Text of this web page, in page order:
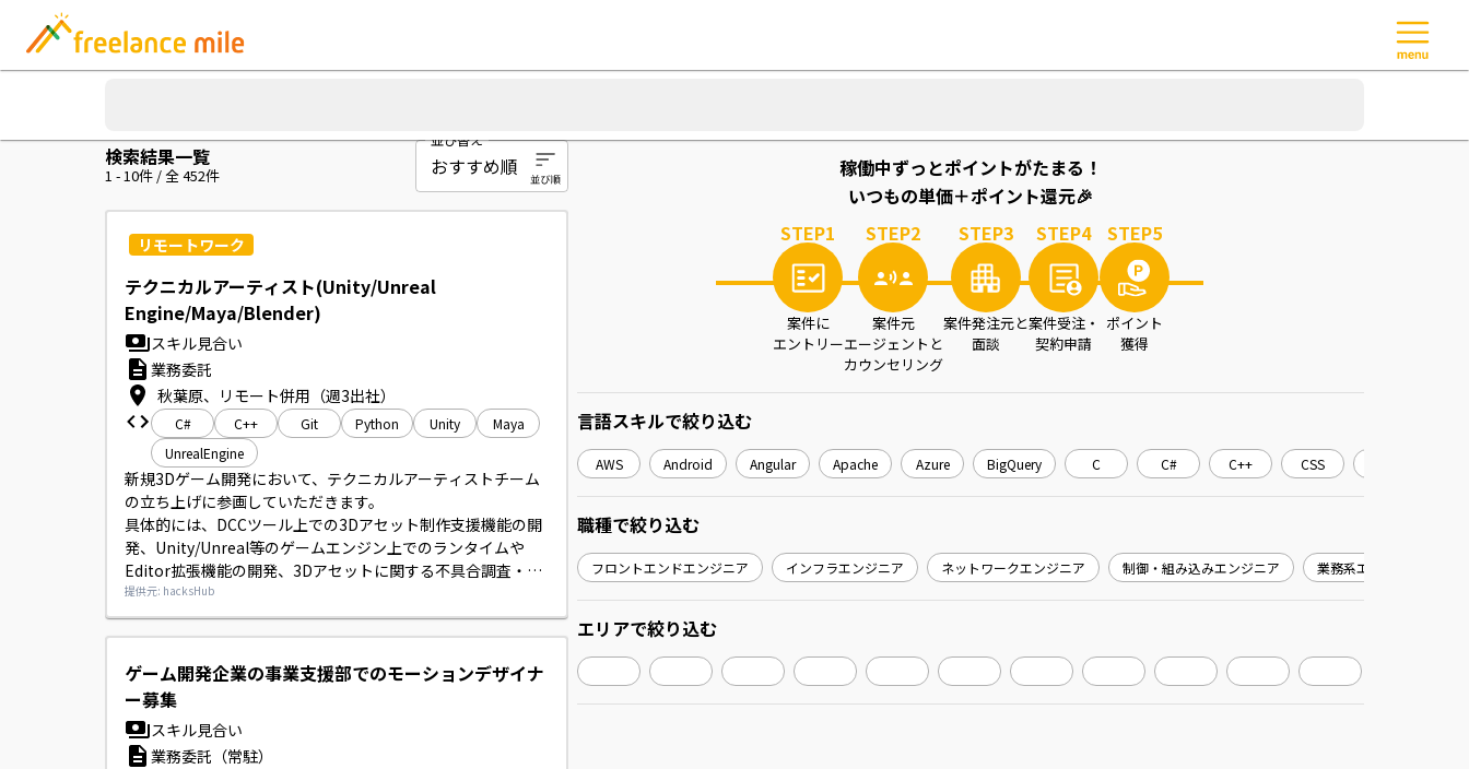
検索結果一覧
1 -10件 / 全452件
並び替え
リモートワーク
テクニカルアーティスト(Unity/Unreal
Engine/Maya/Blender)
スキル見合い
業務委託
秋葉原、リモート併用（週3出社）
C# C++ Git Python Unity
Maya
UnrealEngine
新規3Dゲーム開発において、テクニカルアーティストチーム
の立ち上げに参画していただきます。
具体的には、DCCツール上での3Dアセット制作支援機能の開
発、Unity/Unreal等のゲームエンジン上でのランタイムや
Editor拡張機能の開発、3Dアセットに関する不具合調査・修
正、プロファイリングやパフォーマンスチューニング、コン
テンツ制御の繋ぎ込み、開発に関するドキュメンテーション
や知見共有、チームビルディング等をお願い致します。
開発フェーズにより担当業務の比重は変動します。
提供元: hacksHub
ゲーム開発企業の事業支援部でのモーションデザイナ
ー募集
スキル見合い
業務委託（常駐）
稼働中ずっとポイントがたまる！
いつもの単価＋ポイント還元🎉
STEP1
案件に
エントリー
STEP2
案件元
エージェントと
カウンセリング
STEP3
案件発注元と
面談
STEP4
案件受注・
契約申請
STEP5
ポイント
獲得
言語スキルで絞り込む
AWS Android Angular Apache Azure BigQuery C C# C++ CSS
職種で絞り込む
フロントエンドエンジニア インフラエンジニア ネットワークエンジニア 制御・組み込みエンジニア 業務系エンジニア
エリアで絞り込む